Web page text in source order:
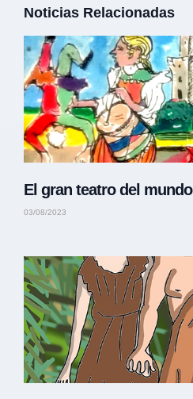
Noticias Relacionadas
El gran teatro del mundo
03/08/2023